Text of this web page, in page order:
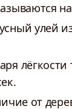
улей
от